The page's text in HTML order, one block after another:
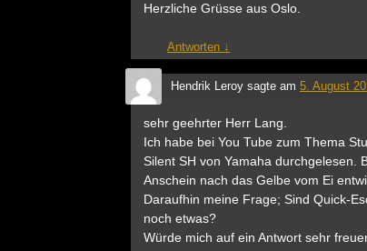
Herzliche Grüsse aus Oslo.
Antworten ↓
Hendrik Leroy sagte am 5. August
sehr geehrter Herr Lang.
Ich habe bei You Tube zum Thema
Silent SH von Yamaha durchgelesen.
Anschein nach das Gelbe vom Ei
Daraufhin meine Frage; Sind Quick-
noch etwas?
Würde mich auf ein Antwort sehr